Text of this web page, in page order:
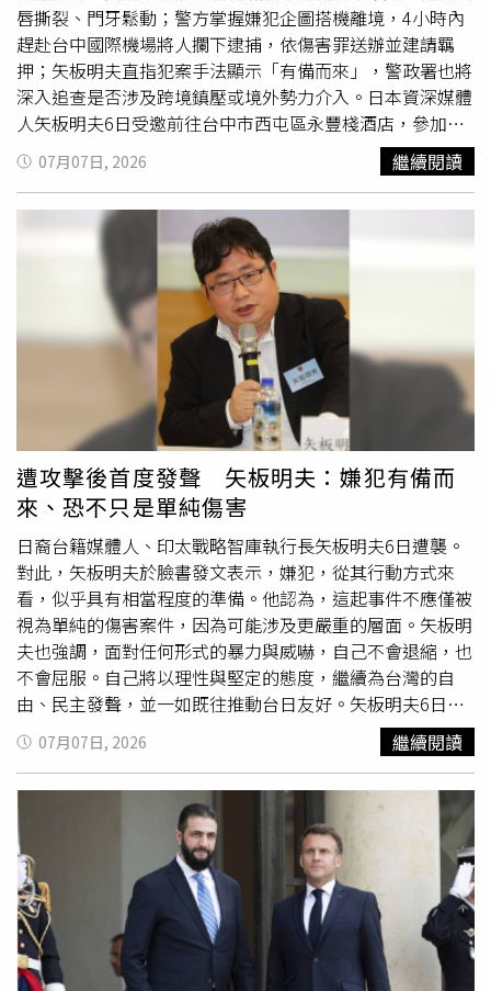
扶植卡達航空（Qatar Airways）躍升為全球知名航空公司，
並興建以自己命名的哈馬德國際機場（Hamad
International Airport），讓卡達成為中東重要的航空樞
紐。哈馬德大力推動體育外交，成功促成卡達主辦2022年
世界盃足球賽，進一步提升國家國際能見度。他在1996年
創立半島電視台，打破阿拉伯世界長期由官方媒體主導的局
面，以較具批判性的報導風格迅速建立全球影響力，成為中
東最具代表性的新聞媒體之一。不過，半島電視台也因報導
立場屢遭部分阿拉伯國家及西方政府批評，甚至因播出蓋達
組織（al-Qaeda）訊息而引發美國不滿。外交方面，哈馬德
賓哈利法阿勒薩尼積極塑造卡達成為區域調停者，曾介入蘇
丹達佛（Darfur）衝突、黎巴嫩政治危機，以及巴勒斯坦哈
瑪斯（Hamas）與法塔（Fatah）之間的協商。2012年，他
成為哈瑪斯掌控加薩走廊後首位造訪當地的國家元首，宣布
提供4億美元援助與建設資金；同時也曾與以色列維持有限
互動，2007年於聯合國期間會晤時任以色列外交部長。阿
拉伯之春爆發後，卡達支持北約（NATO）對利比亞採取軍
事行動，並援助推翻格達費（Moammar Gadhafi）政權，
也長期支持敘利亞反對派。不過，他與伊朗維持密切關係，
並支持穆斯林兄弟會（Muslim Brotherhood）及哈瑪斯等
伊斯蘭政治勢力，導致卡達與沙烏地阿拉伯、阿拉伯聯合大
公國、巴林及埃及等鄰國關係惡化，相關政策也延續至其子
塔米姆賓哈馬德阿勒薩尼（Tamim bin Hamad Al Thani）執
政初期，最終演變成持續數年的外交封鎖危機。在國際安全
事務上，他卸任前批准阿富汗神學士（Taliban）在杜哈設
立政治辦公室，為美國與神學士後續和平談判鋪路，最終促
成美國與北約2021年撤離阿富汗的重要外交進程，也讓卡
達成為全球重要的外交斡旋平台。哈馬德賓哈利法阿勒薩尼
也積極推動體育外交，透過贊助西班牙足球豪門巴塞隆納
（Barcelona）、收購法甲巴黎聖日耳曼（Paris Saint-
Germain）等方式提升國家形象，並成功爭取2022年世界盃
足球賽主辦權。世界盃開幕戰當天，雖然他已卸任多年，現
身球場時仍獲得全場卡達民眾熱烈掌聲。2013年，哈馬德
賓哈利法阿勒薩尼主動將王位交棒給當時33歲、受英國教育
的王儲塔米姆，完成中東地區極為罕見的和平權力交接。他
在退位演說中表示，希望由年輕世代帶領卡達邁向新時代。
這場交班不僅打破區域政治慣例，也被視為卡達因應阿拉伯
唇撕裂、門牙鬆動；警方掌握嫌犯企圖搭機離境，4小時內
趕赴台中國際機場將人攔下逮捕，依傷害罪送辦並建請羈
押；矢板明夫直指犯案手法顯示「有備而來」，警政署也將
深入追查是否涉及跨境鎮壓或境外勢力介入。日本資深媒體
人矢板明夫6日受邀前往台中市西屯區永豐棧酒店，參加春
雨文教基金會舉辦的營隊並擔任講師，未料中午活動結束離
開飯店時，遭一名黑衣男子尾隨，趁其不備朝臉部揮拳攻
擊，造成嘴角流血受傷，現場一度引發騷動。台中市警察局
第六分局獲報後立即成立專案小組，調閱周邊監視器追查嫌
犯行蹤，迅速鎖定33歲廖姓香港籍男子涉有重嫌，並研判其
犯案後可能搭機離境，隨即報請台中地檢署檢察官指揮偵
辦。警方掌握廖男已前往台中國際機場，待檢察官核發拘票
後，會同航警局及移民署展開攔查，於案發約4小時內，在
國際線成功將準備搭機前往韓國釜山的廖男逮捕，當場帶回
偵辦，全案依傷害罪移送，並建請檢方聲請羈押。據了解，
移民署在廖男準備辦理離境時接獲警方通報，立即確認身分
並協助留置，航警與警方完成相關程序後，待拘票核發立即
執行逮捕。內政部長劉世芳7日中午也前往台中國際機場慰
勉第一線執法人員，肯定警方、航警及移民署跨機關合作，
迅速完成查緝。矢板明夫7日透過臉書說明傷勢，表示嘴唇
因撞擊撕裂，當時流了不少血，目前傷口逐漸癒合，但門牙
仍有鬆動，進食仍會疼痛，只能暫時食用流質食物。他並透
露，從嫌犯犯案模式判斷，此案絕非臨時起意。對方疑似已
在飯店咖啡廳埋伏近2天，確認目標後才出手，犯案後立即
逃離現場，更在途中更換衣物，再趕往機場購買機票準備離
境；落網後仍聲稱只是「認錯人」，整體行動冷靜且縝密，
令人懷疑背後另有規畫。矢板明夫認為，此案不應僅視為一
般傷害案件，從背景及犯案方式來看，不排除涉及針對言論
自由的政治性打壓，甚至可能存在有組織策畫或執行，呼籲
檢警持續深入追查真相。警政署表示，除持續釐清犯案動機
與案發經過，也將深入追查是否涉及境外勢力介入、跨境鎮
壓，並全力釐清是否另有在台協力者，全案仍由檢警持續擴
大偵辦中。
07月07日, 2026 繼續閱讀
遭攻擊後首度發聲 矢板明夫：嫌犯有備而
來、恐不只是單純傷害
日裔台籍媒體人、印太戰略智庫執行長矢板明夫6日遭襲。
對此，矢板明夫於臉書發文表示，嫌犯，從其行動方式來
看，似乎具有相當程度的準備。他認為，這起事件不應僅被
視為單純的傷害案件，因為可能涉及更嚴重的層面。矢板明
夫也強調，面對任何形式的暴力與威嚇，自己不會退縮，也
不會屈服。自己將以理性與堅定的態度，繼續為台灣的自
由、民主發聲，並一如既往推動台日友好。矢板明夫6日中
午受邀前往台中演講，不料在飯店大廳突遭1名素不相識的
港籍廖姓男子揮拳痛擊臉部，導致嘴唇擦挫傷
流血。廖嫌動
手後隨即落跑，更意圖搭機離境，警方昨下午4時許火速於
台中國際機場將人攔截逮捕。對此，矢板明夫清晨於臉書發
文表示，事件發生後，收到了來自全台灣各地許多朋友的慰
問與關心，在此向大家表示由衷的感謝。矢板明夫說明，第
一，自己已經到醫院接受檢查，目前傷勢並無大礙。嘴唇因
撞擊而裂傷，當場流了不少血，現在已經逐漸癒合。不過門
牙仍有些鬆動，吃東西時還會疼痛，目前只能進食流質食
物，希望明天能有所改善。矢板明夫指出，第二，今天襲擊
07月07日, 2026 繼續閱讀